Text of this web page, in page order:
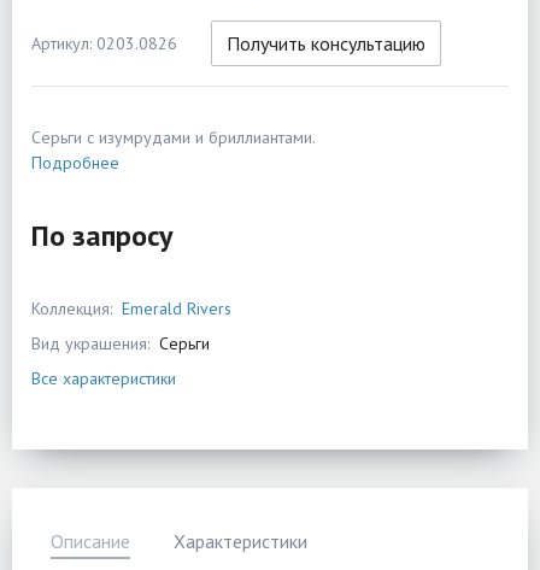
Артикул: 0203.0826 Получить консультацию
Серьги с изумрудами и бриллиантами.
Подробнее
По запросу
Коллекция: Emerald Rivers
Вид украшения: Серьги
Все характеристики
Описание Характеристики